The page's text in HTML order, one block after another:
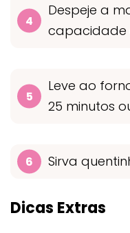
Despeje a
capacidade
Leve ao
25 minutos
Sirva
Dicas Extras